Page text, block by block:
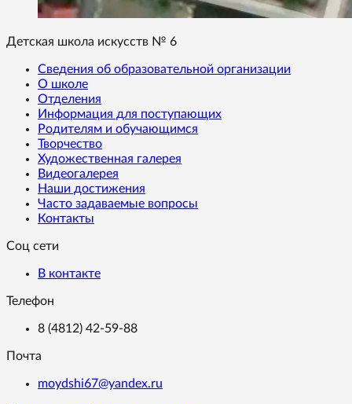
Детская школа искусств № 6
Сведения об образовательной организации
О школе
Отделения
Информация для поступающих
Родителям и обучающимся
Творчество
Художественная галерея
Видеогалерея
Наши достижения
Часто задаваемые вопросы
Контакты
Соц сети
В контакте
Телефон
8 (4812) 42-59-88
Почта
moydshi67@yandex.ru